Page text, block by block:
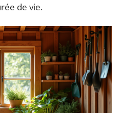
de vie.